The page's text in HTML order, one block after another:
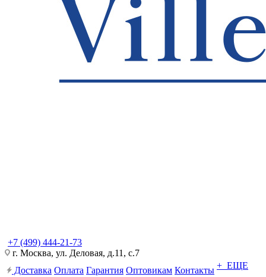
+7 (499) 444-21-73
г. Москва, ул. Деловая, д.11, с.7
Доставка Оплата Гарантия Оптовикам Контакты + ЕЩЕ